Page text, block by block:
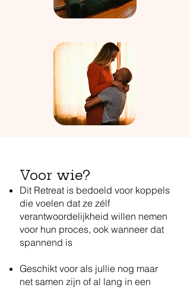
Voor wie?
Dit Retreat is bedoeld voor koppels
die voelen dat ze zélf
verantwoordelijkheid willen nemen
voor hun proces, ook wanneer dat
spannend is
Geschikt voor als jullie nog maar
net samen zijn of al lang in een